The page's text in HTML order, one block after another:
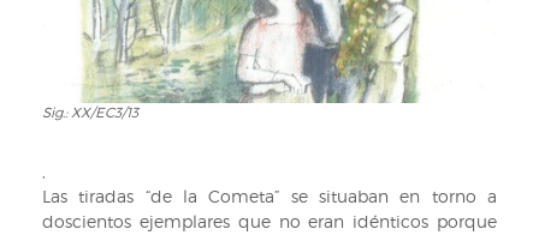
Sig.:
Sig.: XX/EC3/13
Las tiradas “de la Cometa” se situaban en torno a
doscientos ejemplares que no eran idénticos porque